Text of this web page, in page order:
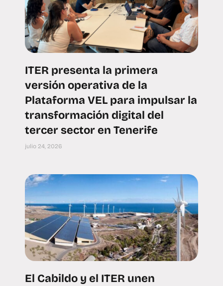
ITER presenta la primera
versión operativa de la
Plataforma VEL para impulsar la
transformación digital del
tercer sector en Tenerife
julio 24, 2026
El Cabildo y el ITER unen